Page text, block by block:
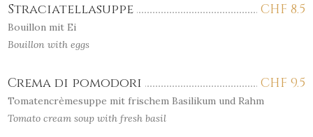
CHF 8.5
Straciatellasuppe
Bouillon mit Ei
Bouillon with eggs
CHF 9.5
Crema di pomodori
Tomatencrèmesuppe mit frischem Basilikum und Rahm
Tomato cream soup with fresh basil